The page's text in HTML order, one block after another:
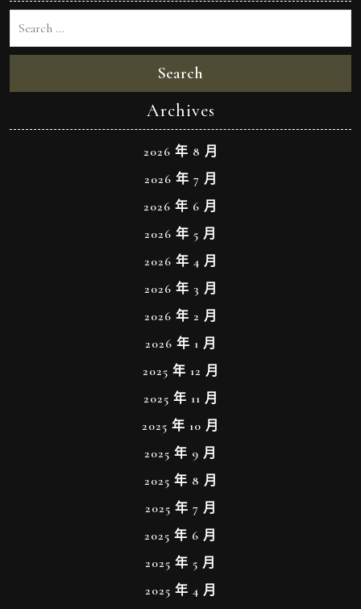
Search
Archives
2026 年 8 月
2026 年 7 月
2026 年 6 月
2026 年 5 月
2026 年 4 月
2026 年 3 月
2026 年 2 月
2026 年 1 月
2025 年 12 月
2025 年 11 月
2025 年 10 月
2025 年 9 月
2025 年 8 月
2025 年 7 月
2025 年 6 月
2025 年 5 月
2025 年 4 月